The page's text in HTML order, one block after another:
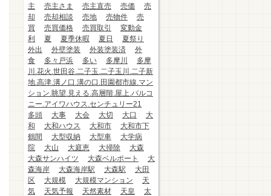
主
売主さま 売主直売 売価
売
却
売却相談 売地 売物件
売
買
売買価格 売買取引
変動金
利
夏 夏季休暇 夏日
夏祭り
外出
外壁塗装 外装塗装済
外
食
多々戸浜 多い 多摩川
多摩
川.花火.世田谷.二子玉.二子玉川.二子新
地.高津.溝ノ口.溝の口.田園都市線.マン
ション.眺望.見える.高層階.屋上.バルコ
ニー.アイワハウス.センチュリー21
多頭
大事 大会 大切 大口
大
和
大和ハウス 大和市
大和市下
鶴間
大型収納 大型車
大学病
院
大山 大庭恵 大掃除
大森
大森サンハイツ
大森ベルポート
大
森海岸
大森海岸駅 大森駅
大田
区
大規模 大規模マンション
天
気
天気予報 天然素材 天皇
太